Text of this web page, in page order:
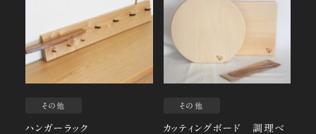
その他
ハンガーラック
その他
カッティングボード 調理べ